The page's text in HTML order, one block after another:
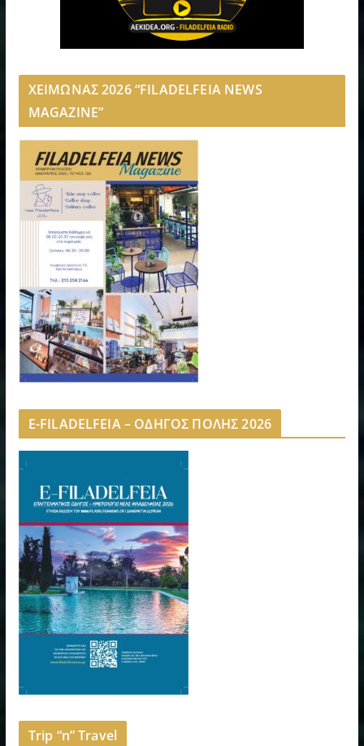
ΧΕΙΜΩΝΑΣ 2026 “FILADELFEIA NEWS
MAGAZINE”
E-FILADELFEIA – ΟΔΗΓΟΣ ΠΟΛΗΣ 2026
Trip “n” Travel